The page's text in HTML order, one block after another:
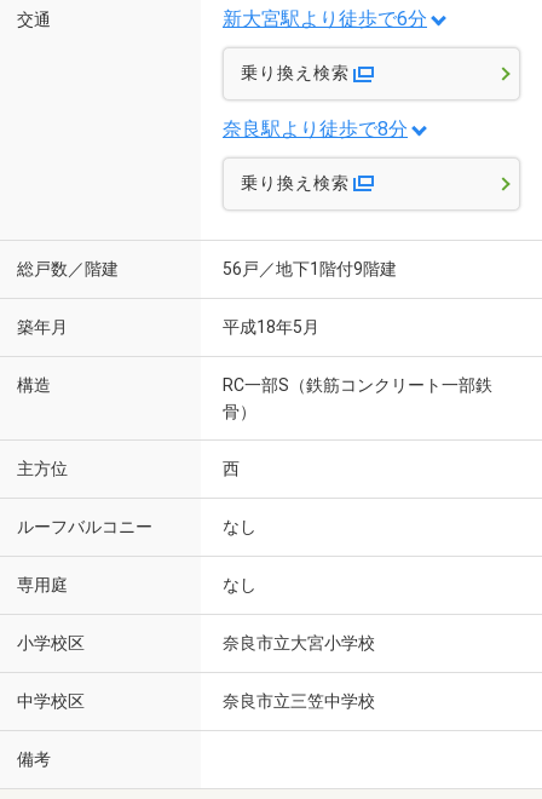
交通 新大宮駅より徒歩で6分
乗り換え検索
奈良駅より徒歩で8分
乗り換え検索
総戸数／階建 56戸／地下1階付9階建
築年月 平成18年5月
構造
RC一部S（鉄筋コンクリート一部鉄
骨）
主方位 西
ルーフバルコニー なし
専用庭 なし
小学校区 奈良市立大宮小学校
中学校区 奈良市立三笠中学校
備考